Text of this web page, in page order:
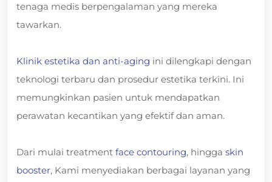
tenaga medis berpengalaman yang mereka
tawarkan.
Klinik estetika dan anti-aging ini dilengkapi dengan
teknologi terbaru dan prosedur estetika terkini. Ini
memungkinkan pasien untuk mendapatkan
perawatan kecantikan yang efektif dan aman.
Dari mulai treatment face contouring, hingga skin
booster, Kami menyediakan berbagai layanan yang